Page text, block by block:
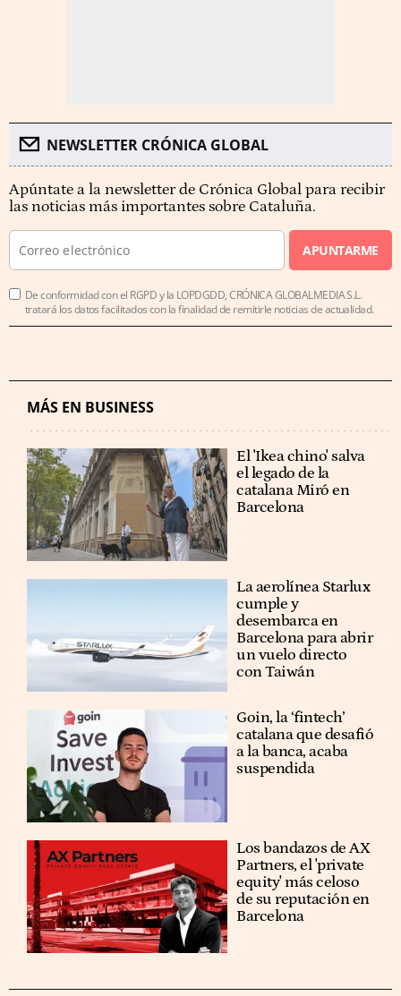
NEWSLETTER CRÓNICA GLOBAL
Apúntate a la newsletter de Crónica Global para recibir
las noticias más importantes sobre Cataluña.
APUNTARME
De conformidad con el RGPD y la LOPDGDD, CRÓNICA GLOBALMEDIA S.L.
tratará los datos facilitados con la finalidad de remitirle noticias de actualidad.
MÁS EN BUSINESS
El 'Ikea chino' salva
el legado de la
catalana Miró en
Barcelona
La aerolínea Starlux
cumple y
desembarca en
Barcelona para abrir
un vuelo directo
con Taiwán
Goin, la ‘fintech’
catalana que desafió
a la banca, acaba
suspendida
Los bandazos de AX
Partners, el 'private
equity' más celoso
de su reputación en
Barcelona